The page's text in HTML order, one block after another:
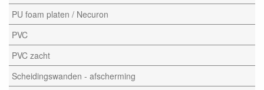
PU foam platen / Necuron
PVC
PVC zacht
Scheidingswanden - afscherming